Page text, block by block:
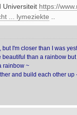
Universiteit https://
... lymeziekte
but I'm closer than I was
than a rainbow
rainbow ~
and build each other up